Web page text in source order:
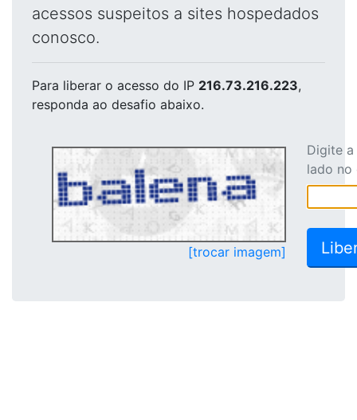
acessos suspeitos a sites hospedados
conosco.
Para liberar o acesso do IP 216.73.216.223,
responda ao desafio abaixo.
[trocar imagem]
Digite
lado no